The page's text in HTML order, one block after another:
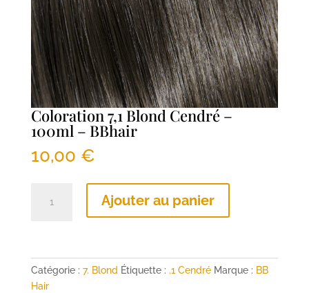
Coloration 7,1 Blond Cendré –
100ml – BBhair
10,00 €
Cendré
-
Ajouter au panier
Catégorie : 7. Blond Étiquette : .1 Cendré Marque : BB
Hair